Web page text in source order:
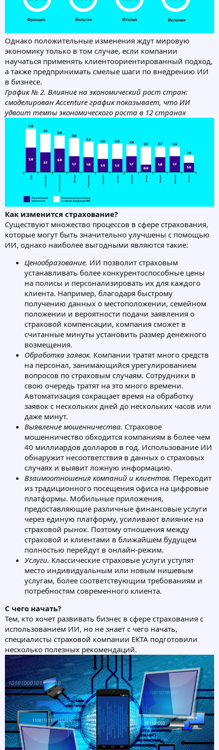
Однако положительные изменения ждут мировую
экономику только в том случае, если компании
научаться применять клиентоориентированный подход,
а также предпринимать смелые шаги по внедрению ИИ
в бизнесе.
График № 2. Влияние на экономический рост стран:
смоделирован Accenture график показывает, что ИИ
удвоит темпы экономического роста в 12 странах
Как изменится страхование?
Существуют множество процессов в сфере страхования,
которые могут быть значительно улучшены с помощью
ИИ, однако наиболее выгодными являются такие:
Ценообразование. ИИ позволит страховым
устанавливать более конкурентоспособные цены
на полисы и персонализировать их для каждого
клиента. Например, благодаря быстрому
получению данных о местоположении, семейном
положении и вероятности подачи заявления о
страховой компенсации, компания сможет в
считанные минуты установить размер денежного
возмещения.
Обработка заявок. Компании тратят много средств
на персонал, занимающийся урегулированием
вопросов по страховым случаям. Сотрудники в
свою очередь тратят на это много времени.
Автоматизация сокращает время на обработку
заявок с нескольких дней до нескольких часов или
даже минут.
Выявление мошенничества. Страховое
мошенничество обходится компаниям в более чем
40 миллиардов долларов в год. Использование ИИ
обнаружит несоответствия в данных о страховых
случаях и выявит ложную информацию.
Взаимоотношения компаний и клиентов. Переходит
из традиционного посещения офиса на цифровые
платформы. Мобильные приложения,
предоставляющие различные финансовые услуги
через единую платформу, усиливают влияние на
страховой рынок. Поэтому отношения между
страховой и клиентами в ближайшем будущем
полностью перейдут в онлайн-режим.
Услуги. Классические страховые услуги уступят
место индивидуальным или новым нишевым
услугам, более соответствующим требованиям и
потребностям современного клиента.
С чего начать?
Тем, кто хочет развивать бизнес в сфере страхования с
использованием ИИ, но не знает с чего начать,
специалисты страховой компании ЕКТА подготовили
несколько полезных рекомендаций.